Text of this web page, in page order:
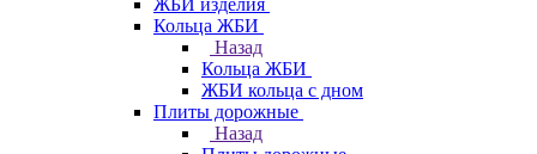
ЖБИ изделия
Кольца ЖБИ
Назад
Кольца ЖБИ
ЖБИ кольца с дном
Плиты дорожные
Назад